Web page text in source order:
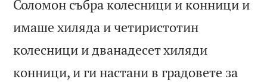
Соломон събра колесници и конници и
имаше хиляда и четиристотин
колесници и дванадесет хиляди
конници, и ги настани в градовете за